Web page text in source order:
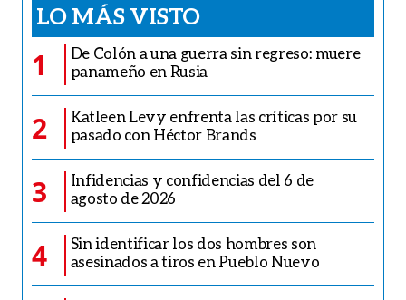
LO MÁS VISTO
1
De Colón a una guerra sin regreso: muere
panameño en Rusia
2
Katleen Levy enfrenta las críticas por su
pasado con Héctor Brands
3
Infidencias y confidencias del 6 de
agosto de 2026
4
Sin identificar los dos hombres son
asesinados a tiros en Pueblo Nuevo